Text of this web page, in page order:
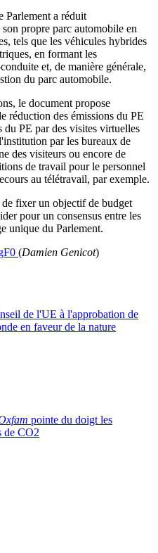
Parlement a réduit
propre parc automobile en
tels que les véhicules hybrides
en formant les
et, de manière générale,
du parc automobile.
le document propose
réduction des émissions du PE
du PE par des visites virtuelles
par les bureaux de
des visiteurs ou encore de
de travail pour le personnel
au télétravail, par exemple.
fixer un objectif de budget
pour un consensus entre les
unique du Parlement.
(Damien Genicot)
de l'UE à l'approbation de
en faveur de la nature
pointe du doigt les
de CO2